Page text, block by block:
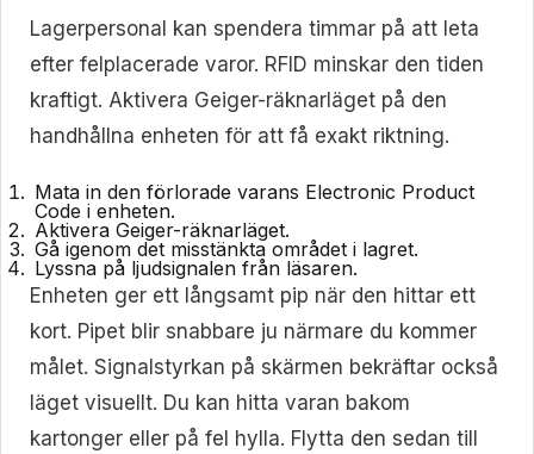
Lagerpersonal kan spendera timmar på att leta
efter felplacerade varor. RFID minskar den tiden
kraftigt. Aktivera Geiger-räknarläget på den
handhållna enheten för att få exakt riktning.
Mata in den förlorade varans Electronic Product
Code i enheten.
Aktivera Geiger-räknarläget.
Gå igenom det misstänkta området i lagret.
Lyssna på ljudsignalen från läsaren.
Enheten ger ett långsamt pip när den hittar ett
kort. Pipet blir snabbare ju närmare du kommer
målet. Signalstyrkan på skärmen bekräftar också
läget visuellt. Du kan hitta varan bakom
kartonger eller på fel hylla. Flytta den sedan till